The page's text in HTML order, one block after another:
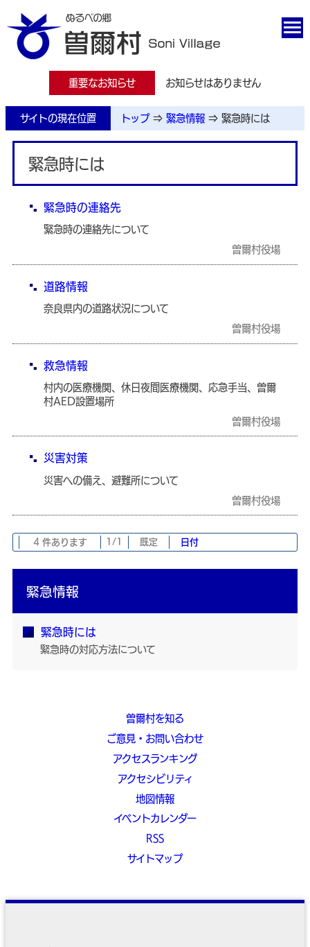
重要なお知らせ お知らせはありません
サイトの現在位置 トップ ⇒ 緊急情報 ⇒ 緊急時には
緊急時には
緊急時の連絡先
緊急時の連絡先について
曽爾村役場
道路情報
奈良県内の道路状況について
曽爾村役場
救急情報
村内の医療機関、休日夜間医療機関、応急手当、曽爾
村AED設置場所
曽爾村役場
災害対策
災害への備え、避難所について
曽爾村役場
4 件あります 1/1 既定 日付
緊急情報
緊急時には
緊急時の対応方法について
曽爾村を知る
ご意見・お問い合わせ
アクセスランキング
アクセシビリティ
地図情報
イベントカレンダー
RSS
サイトマップ